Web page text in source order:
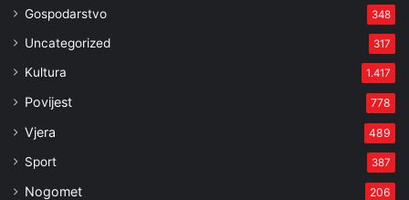
Gospodarstvo 348
Uncategorized 317
Kultura 1.417
Povijest 778
Vjera 489
Sport 387
Nogomet 206